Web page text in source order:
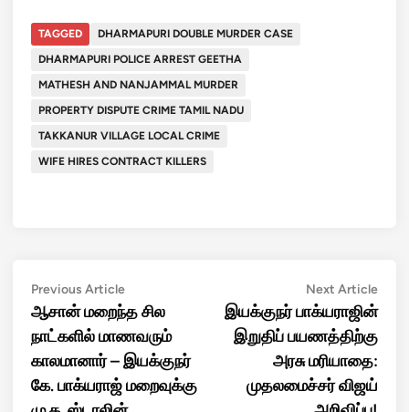
TAGGED
DHARMAPURI DOUBLE MURDER CASE
DHARMAPURI POLICE ARREST GEETHA
MATHESH AND NANJAMMAL MURDER
PROPERTY DISPUTE CRIME TAMIL NADU
TAKKANUR VILLAGE LOCAL CRIME
WIFE HIRES CONTRACT KILLERS
Post
navigation
Previous ArticlePrevious
article:
ஆசான் மறைந்த சில
நாட்களில் மாணவரும்
காலமானார் – இயக்குநர்
கே. பாக்யராஜ் மறைவுக்கு
Next ArticleNext
இயக்குநர் பாக்யராஜின்
இறுதிப் பயணத்திற்கு
அரசு மரியாதை:
முதலமைச்சர் விஜய்